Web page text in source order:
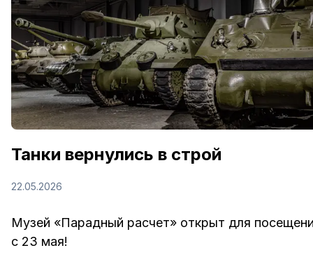
Танки вернулись в строй
22.05.2026
Музей «Парадный расчет» открыт для
с 23 мая!